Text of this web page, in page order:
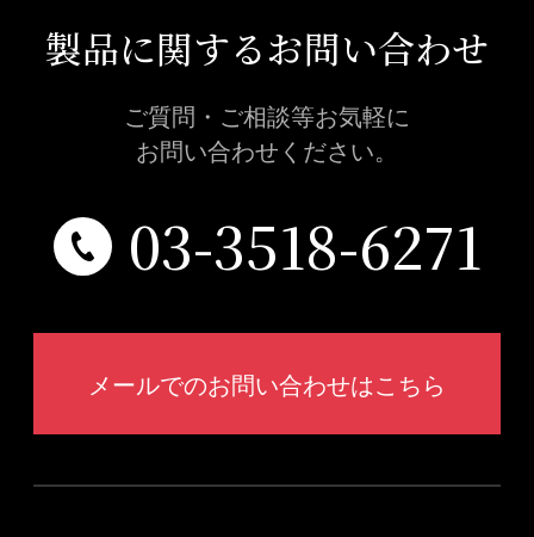
製品に関するお問い合わせ
ご質問・ご相談等お気軽に
お問い合わせください。
03-3518-6271
メールでのお問い合わせはこちら